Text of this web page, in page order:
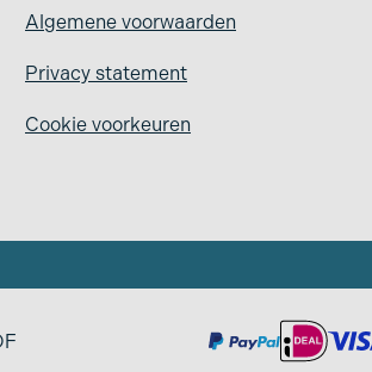
Algemene voorwaarden
Privacy statement
Cookie voorkeuren